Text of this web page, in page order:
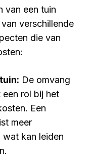
van een tuin
verschillende
die van
De omvang
rol bij het
Een
meer
wat kan leiden